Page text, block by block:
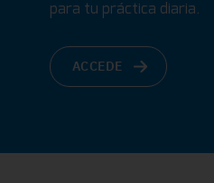
para tu práctica diaria.
ACCEDE